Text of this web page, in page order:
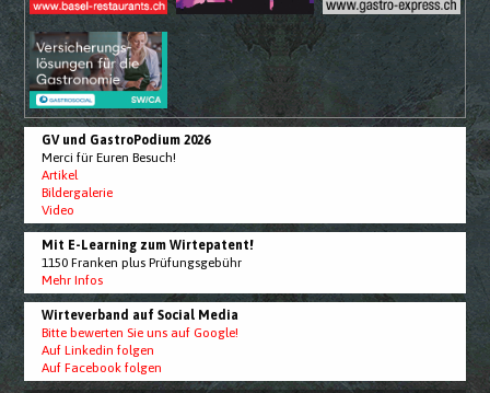
GV und GastroPodium 2026
Merci für Euren Besuch!
Artikel
Bildergalerie
Video
Mit E-Learning zum Wirtepatent!
1150 Franken plus Prüfungsgebühr
Mehr Infos
Wirteverband auf Social Media
Bitte bewerten Sie uns auf Google!
Auf Linkedin folgen
Auf Facebook folgen